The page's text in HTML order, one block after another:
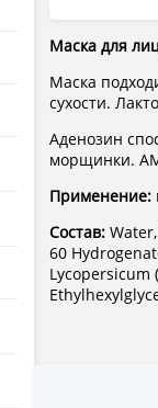
Маска для
Маска
сухости.
Аденозин
морщинки.
Применение:
Состав:
60
Lycopersicum